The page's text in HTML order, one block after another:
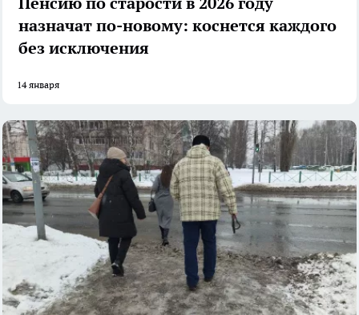
назначат по-новому: коснется каждого
без исключения
14 января